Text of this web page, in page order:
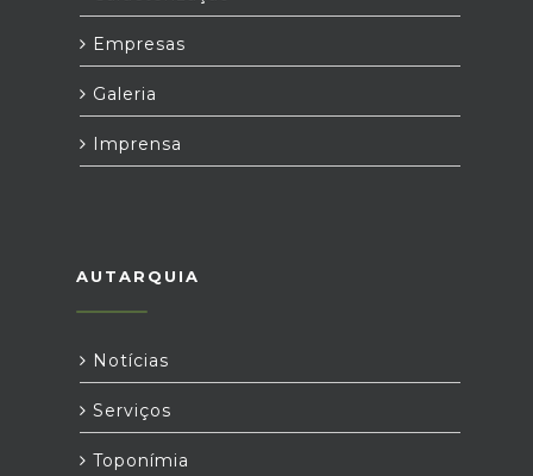
Empresas
Galeria
Imprensa
AUTARQUIA
Notícias
Serviços
Toponímia